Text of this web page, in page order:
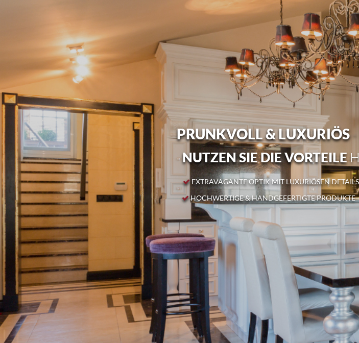
PRUNKVOLL & LUXURIÖS-
NUTZEN SIE DIE VORTEILE
EXTRAVAGANTE OPTIK MIT LUXURIÖSEN DETAILS
HOCHWERTIGE & HANDGEFERTIGTE PRODUKTE